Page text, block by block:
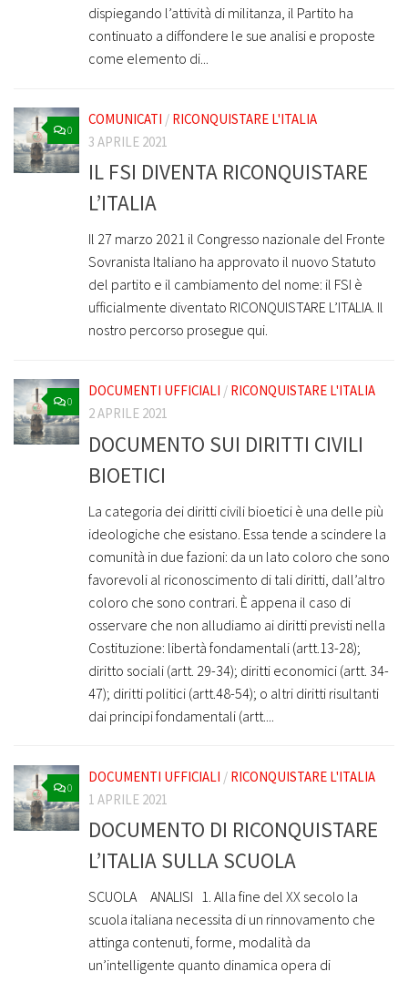
dispiegando l’attività di militanza, il Partito ha
continuato a diffondere le sue analisi e proposte
come elemento di...
0
COMUNICATI / RICONQUISTARE L'ITALIA
3 APRILE 2021
IL FSI DIVENTA RICONQUISTARE
L’ITALIA
Il 27 marzo 2021 il Congresso nazionale del Fronte
Sovranista Italiano ha approvato il nuovo Statuto
del partito e il cambiamento del nome: il FSI è
ufficialmente diventato RICONQUISTARE L’ITALIA. Il
nostro percorso prosegue qui.
0
DOCUMENTI UFFICIALI / RICONQUISTARE L'ITALIA
2 APRILE 2021
DOCUMENTO SUI DIRITTI CIVILI
BIOETICI
La categoria dei diritti civili bioetici è una delle più
ideologiche che esistano. Essa tende a scindere la
comunità in due fazioni: da un lato coloro che sono
favorevoli al riconoscimento di tali diritti, dall’altro
coloro che sono contrari. È appena il caso di
osservare che non alludiamo ai diritti previsti nella
Costituzione: libertà fondamentali (artt.13-28);
diritto sociali (artt. 29-34); diritti economici (artt. 34-
47); diritti politici (artt.48-54); o altri diritti risultanti
dai principi fondamentali (artt....
0
DOCUMENTI UFFICIALI / RICONQUISTARE L'ITALIA
1 APRILE 2021
DOCUMENTO DI RICONQUISTARE
L’ITALIA SULLA SCUOLA
SCUOLA ANALISI 1. Alla fine del XX secolo la
scuola italiana necessita di un rinnovamento che
attinga contenuti, forme, modalità da
un’intelligente quanto dinamica opera di